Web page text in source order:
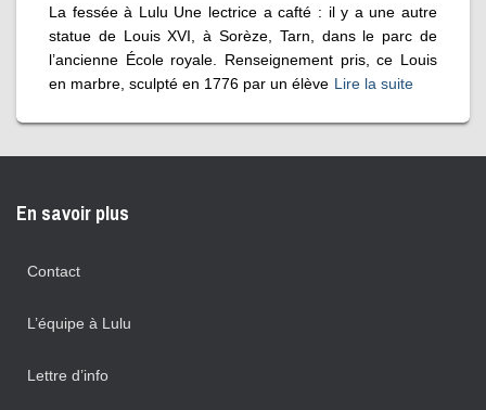
La fessée à Lulu Une lectrice a cafté : il y a une autre
statue de Louis XVI, à Sorèze, Tarn, dans le parc de
l’ancienne École royale. Renseignement pris, ce Louis
en marbre, sculpté en 1776 par un élève Lire la suite
En savoir plus
Contact
L’équipe à Lulu
Lettre d’info